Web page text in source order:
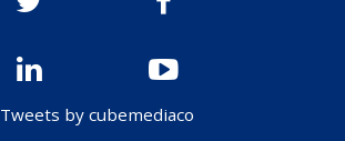
Tweets by cubemediaco